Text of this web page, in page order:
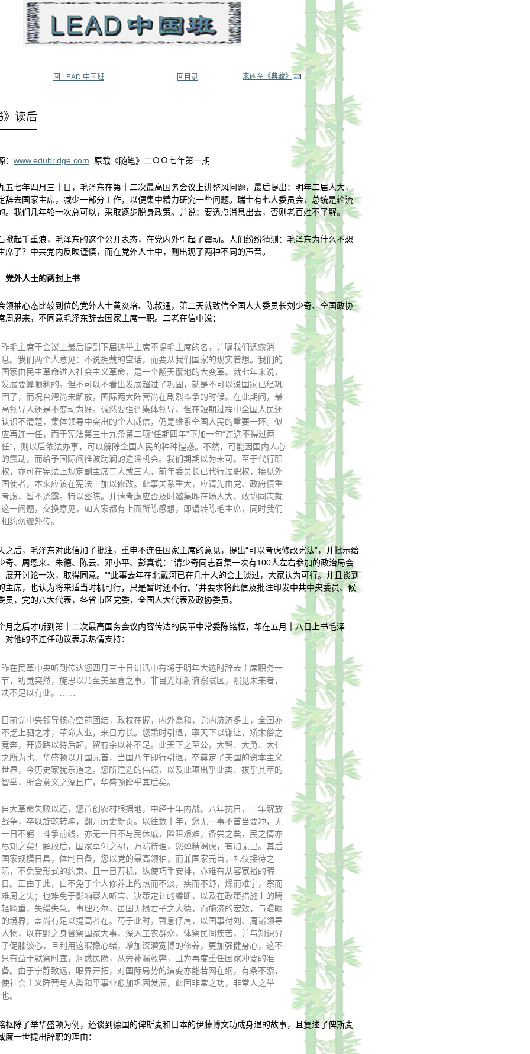
回 LEAD 中国班 回目录 来函至《典藏》
》读后
： www.edubridge.com 原载《随笔》二ＯＯ七年第一期
五七年四月三十日，毛泽东在第十二次最高国务会议上讲整风问题，最后提出：明年二届人大，
辞去国家主席，减少一部分工作，以便集中精力研究一些问题。瑞士有七人委员会，总统是轮流
。我们几年轮一次总可以，采取逐步脱身政策。并说：要透点消息出去，否则老百姓不了解。
掀起千重浪，毛泽东的这个公开表态，在党内外引起了震动。人们纷纷猜测：毛泽东为什么不想
席了？中共党内反映谨慎，而在党外人士中，则出现了两种不同的声音。
党外人士的两封上书
领袖心态比较到位的党外人士黄炎培、陈叔通，第二天就致信全国人大委员长刘少奇、全国政协
周恩来，不同意毛泽东辞去国家主席一职。二老在信中说：
昨毛主席于会议上最后提到下届选举主席不提毛主席的名，并嘱我们透露消
息。我们两个人意见：不说拥戴的空话，而要从我们国家的现实着想。我们的
国家由民主革命进入社会主义革命，是一个翻天覆地的大变革。就七年来说，
发展要算顺利的。但不可以不看出发展超过了巩固，就是不可以说国家已经巩
固了，而况台湾尚未解放，国际两大阵营尚在剧烈斗争的时候。在此期间，最
高领导人还是不变动为好。诚然要强调集体领导，但在短期过程中全国人民还
认识不清楚，集体领导中突出的个人威信，仍是维系全国人民的重要一环。似
应再连一任，而于宪法第三十九条第二项“任期四年”下加一句“连选不得过两
任”，则以后依法办事，可以解除全国人民的种种惶惑。不然，可能因国内人心
的震动，而给予国际间推波助澜的造谣机会。我们期期以为未可。至于代行职
权，亦可在宪法上规定副主席二人或三人，前年委员长已代行过职权，接见外
国使者，本来应该在宪法上加以修改。此事关系重大，应请先由党、政府慎重
考虑，暂不透露。特以密陈。并请考虑应否及时邀集昨在场人大、政协同志就
这一问题，交换意见，如大家都有上面所陈感想，即请转陈毛主席，同时我们
相约勿遽外传。
之后，毛泽东对此信加了批注，重申不连任国家主席的意见，提出“可以考虑修改宪法”，并批示给
奇、周恩来、朱德、陈云、邓小平、彭真说：“请少奇同志召集一次有100人左右参加的政治局会
展开讨论一次，取得同意。”“此事去年在北戴河已在几十人的会上谈过，大家认为可行。并且谈到
主席，也认为将来适当时机可行，只是暂时还不行。”并要求将此信及批注印发中共中央委员、候
员，党的八大代表，各省市区党委，全国人大代表及政协委员。
月之后才听到第十二次最高国务会议内容传达的民革中常委陈铭枢，却在五月十八日上书毛泽
对他的不连任动议表示热情支持：
昨在民革中央听到传达您四月三十日讲话中有将于明年大选时辞去主席职务一
节，初觉突然，旋思以乃至美至喜之事。非目光烁射俯察寰区，照见未来者，
决不足以有此。……
目前党中央领导核心空前团结，政权在握，内外翕和，党内济济多士，全国亦
不乏上驷之才，革命大业，来日方长。您乘时引退，率天下以谦让，矫末俗之
竞奔，开贤路以待后起，留有余以补不足。此天下之至公，大智、大勇、大仁
之所为也。华盛顿以开国元首，当国八年即行引退，卒奠定了美国的资本主义
世界，今历史家犹乐道之。您所建造的伟绩，以及此项出乎此类、拔乎其萃的
智举，所含意义之深且广，华盛顿瞠乎其后矣。
自大革命失败以还，您首创农村根据地，中经十年内战。八年抗日，三年解放
战争，卒以旋乾转坤，翻开历史新页。以往数十年，您无一事不首当要冲，无
一日不躬上斗争前线，亦无一日不与民休戚，险阻艰难，备尝之矣，民之情亦
尽知之矣！解放后，国家草创之初，万端待理，您殚精竭虑，有加无已。其后
国家规模日具，体制日备，您以党的最高领袖，而兼国家元首，礼仪接待之
际，不免受形式的约束。且一日万机，纵使巧手安排，亦难有从容宽裕的暇
日。正由于此，自不免于个人修养上的热而不淡，疾而不舒，燥而难宁，察而
难周之失；也难免于影响察人听言、决策定计的睿断，以及在政策措施上的畸
轻畸重，失缓失急。事理乃尔，虽固无损君子之大德，而施济的宏效，与瞻瞩
的境界，盖尚有足以提高者在。苟于此时，暂息仔肩，以国事付刘、周诸领导
人物，以在野之身督察国家大事，深入工农群众，体察民间疾苦，并与知识分
子促膝谈心，且利用这暇豫心绪，增加深潜宽博的修养，更加强健身心，这不
只有益于默察时宜，洞悉民隐，从旁补漏救弊，且为再度重任国家冲要的准
备。由于宁静致远，眼界开拓，对国际局势的演变亦能若网在纲，有条不紊，
使社会主义阵营与人类和平事业愈加巩固发展，此固非常之功，非常人之举
也。
枢除了举华盛顿为例，还谈到德国的俾斯麦和日本的伊藤博文功成身退的故事，且复述了俾斯麦
廉一世提出辞职的理由：